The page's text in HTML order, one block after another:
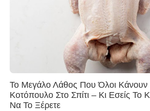
Το Μεγάλο Λάθος Που Όλοι
Κοτόπουλο Στο Σπίτι – Κι Εσείς Το
Να Το Ξέρετε